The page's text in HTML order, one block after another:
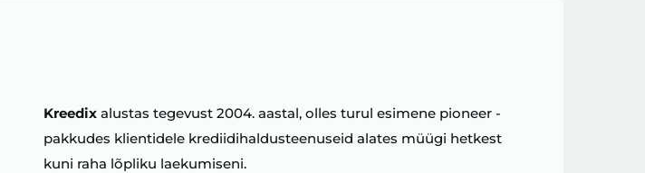
Kreedix alustas tegevust 2004. aastal, olles turul esimene pioneer -
pakkudes klientidele krediidihaldusteenuseid alates müügi hetkest
kuni raha lõpliku laekumiseni.